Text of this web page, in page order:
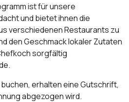
ist für unsere
und bietet ihnen die
verschiedenen Restaurants zu
den Geschmack lokaler Zutaten
sorgfältig
erhalten eine Gutschrift,
abgezogen wird.